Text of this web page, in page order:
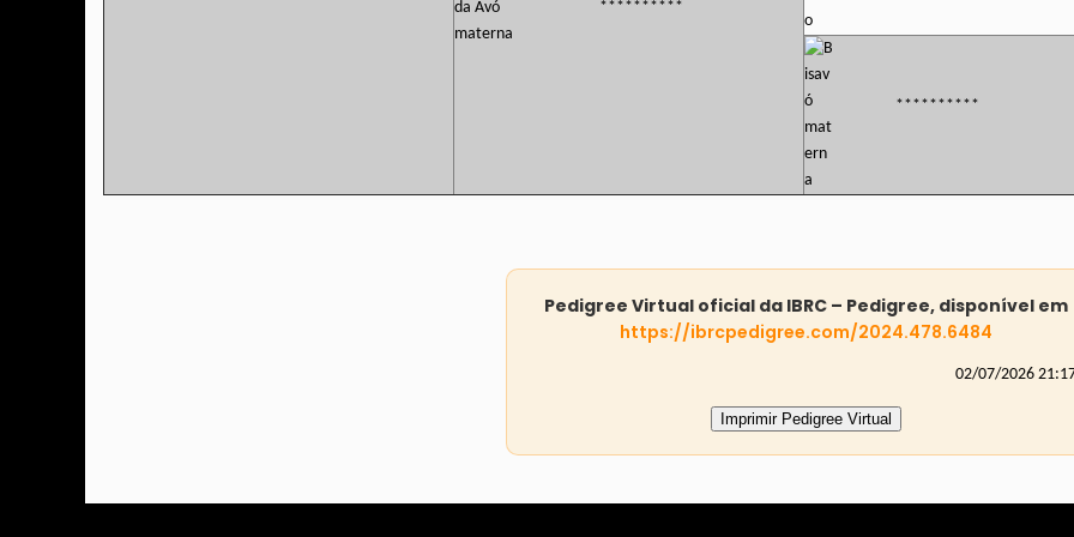
**********
**********
Pedigree Virtual oficial da IBRC – Pedigree, disponível em
https://ibrcpedigree.com/2024.478.6484
02/07/2026
Imprimir Pedigree Virtual